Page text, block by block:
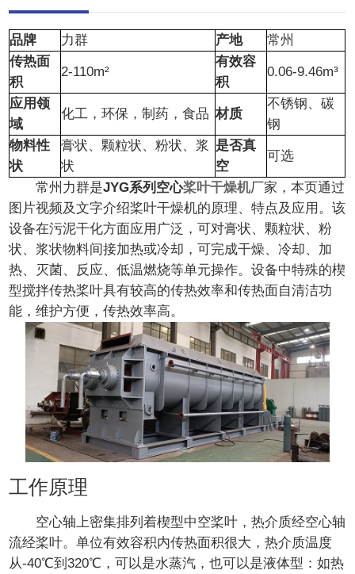
品牌 力群 产地
常州
传热面
积
2-110m²
有效容
积
0.06-9.46m³
应用领
域
化工，环保，制药，食品 材质
不锈钢、碳
钢
物料性
状
膏状、颗粒状、粉状、浆
状
是否真
空
可选
常州力群是JYG系列空心桨叶干燥机厂家，本页通过
图片视频及文字介绍桨叶干燥机的原理、特点及应用。该
设备在污泥干化方面应用广泛，可对膏状、颗粒状、粉
状、浆状物料间接加热或冷却，可完成干燥、冷却、加
热、灭菌、反应、低温燃烧等单元操作。设备中特殊的楔
型搅拌传热桨叶具有较高的传热效率和传热面自清洁功
能，维护方便，传热效率高。
工作原理
空心轴上密集排列着楔型中空桨叶，热介质经空心轴
流经桨叶。单位有效容积内传热面积很大，热介质温度
从-40℃到320℃，可以是水蒸汽，也可以是液体型：如热